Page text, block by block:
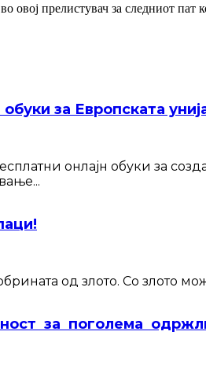
овој прелистувач за следниот пат
за Европската
онлајн обуки за
од злото. Со
за поголема